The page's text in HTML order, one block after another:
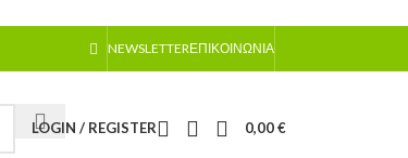
NEWSLETTERΕΠΙΚΟΙΝΩΝΊΑ
LOGIN / REGISTER 0,00€